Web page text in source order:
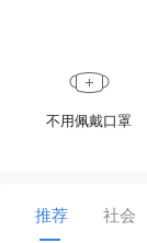
不用佩戴口罩
推荐 社会